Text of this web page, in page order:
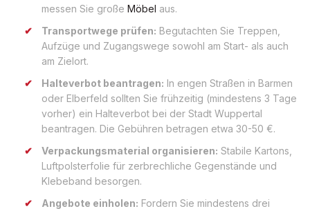
messen Sie große Möbel aus.
Transportwege prüfen: Begutachten Sie Treppen,
Aufzüge und Zugangswege sowohl am Start- als auch
am Zielort.
Halteverbot beantragen: In engen Straßen in Barmen
oder Elberfeld sollten Sie frühzeitig (mindestens 3 Tage
vorher) ein Halteverbot bei der Stadt Wuppertal
beantragen. Die Gebühren betragen etwa 30-50 €.
Verpackungsmaterial organisieren: Stabile Kartons,
Luftpolsterfolie für zerbrechliche Gegenstände und
Klebeband besorgen.
Angebote einholen: Fordern Sie mindestens drei